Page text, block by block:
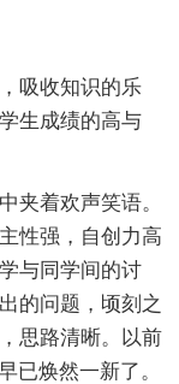
吸收知识的乐
生成绩的高与
夹着欢声笑语。
性强，自创力高
与同学间的讨
的问题，顷刻之
思路清晰。以前
已焕然一新了。